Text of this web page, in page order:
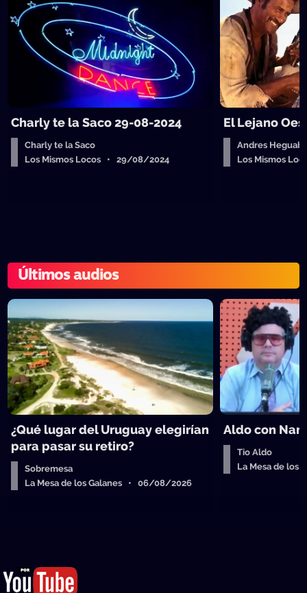
Charly te la Saco 29-08-2024
Charly te la Saco
Los Mismos Locos • 29/08/2024
El Lejano
Andres
Los Mismos
Últimos audios
¿Qué lugar del Uruguay elegirían
para pasar su retiro?
Sobremesa
La Mesa de los Galanes • 06/08/2026
Aldo con
Tio Aldo
La Mesa de